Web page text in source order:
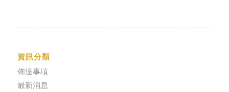
資訊分類
佈達事項
最新消息